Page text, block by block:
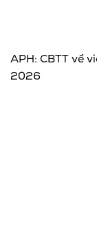
APH: CBTT về
2026